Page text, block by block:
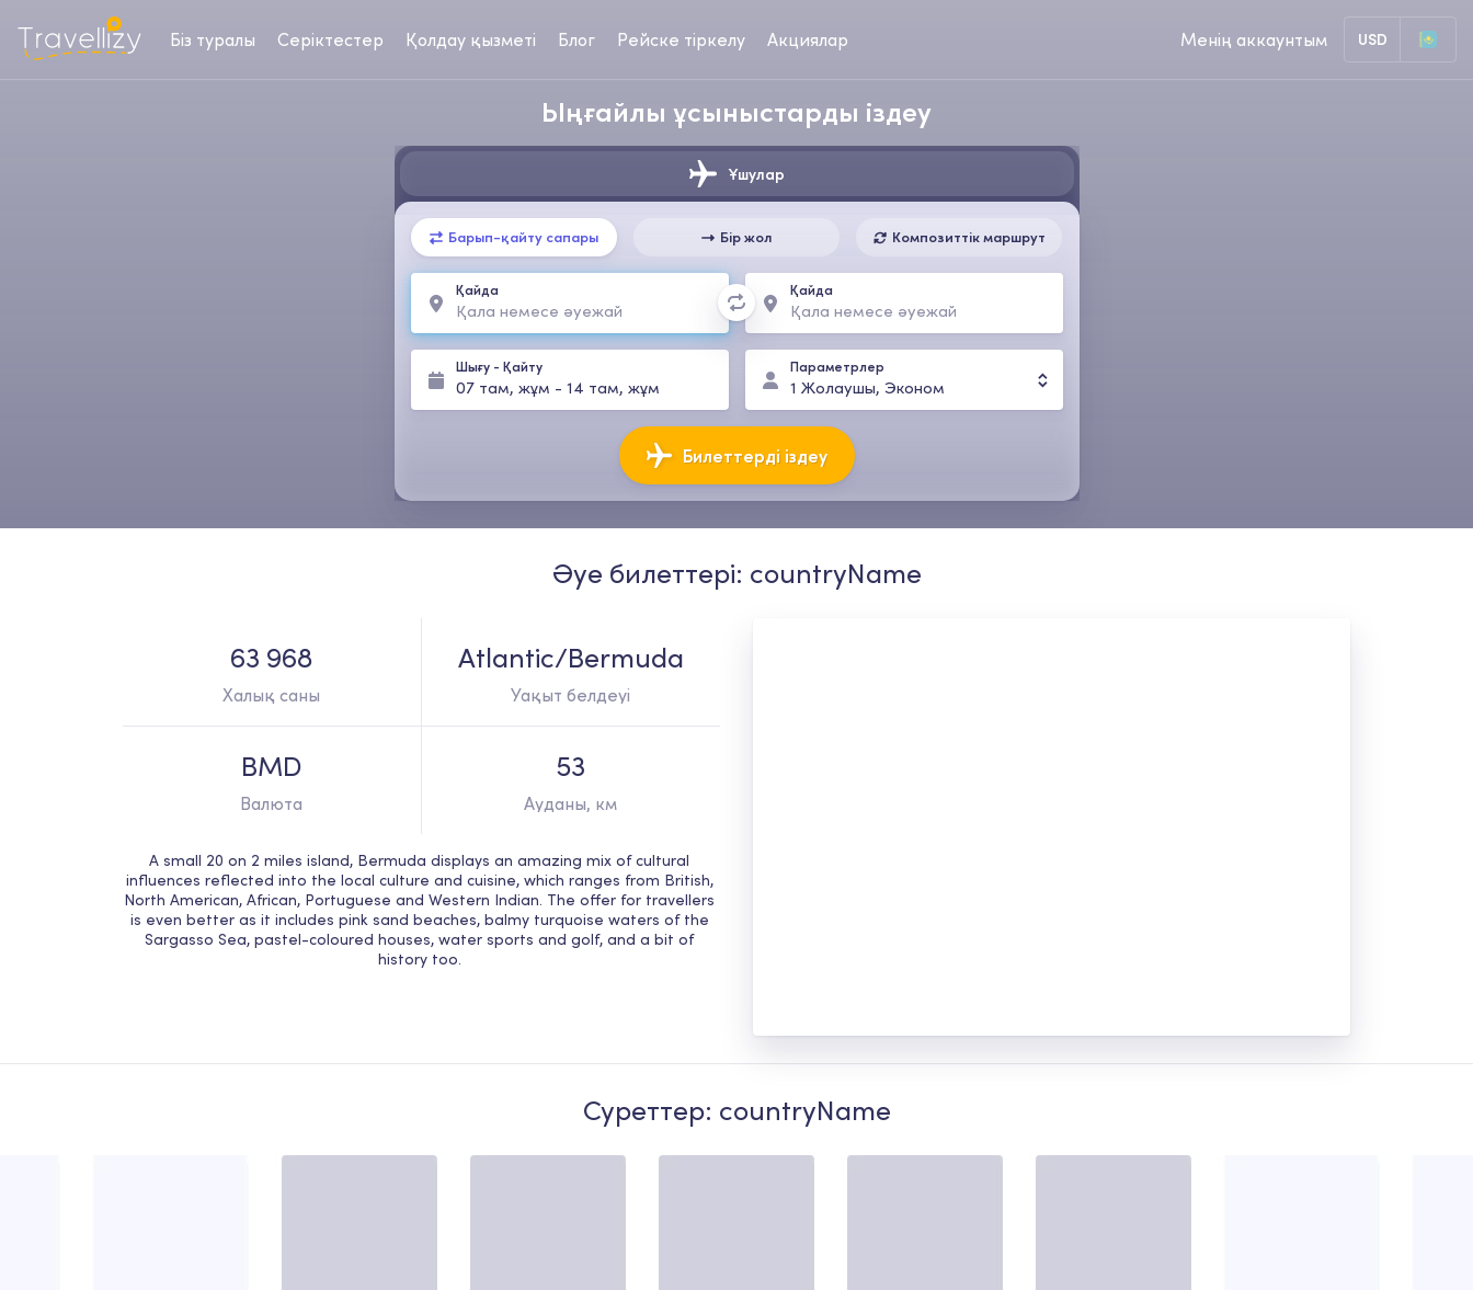
Біз туралы Серіктестер Қолдау қызметі Блог Рейске тіркелу Акциялар Менің аккаунтым USD
Ыңғайлы ұсыныстарды іздеу
Ұшулар
Барып-қайту сапары Бір жол Композиттік маршрут
Қайда Қайда
Шығу- Қайту
07 там, жұм - 14 там, жұм
Параметрлер
1 Жолаушы, Эконом
Билеттерді іздеу
Әуе билеттері: countryName
63 968
Халық саны
Atlantic/Bermuda
Уақыт белдеуі
BMD
Валюта
53
Ауданы, км
A small 20 on 2 miles island, Bermuda displays an amazing mix of cultural
influences reflected into the local culture and cuisine, which ranges from British,
North American, African, Portuguese and Western Indian. The offer for travellers
is even better as it includes pink sand beaches, balmy turquoise waters of the
Sargasso Sea, pastel-coloured houses, water sports and golf, and a bit of
history too.
Суреттер: countryName